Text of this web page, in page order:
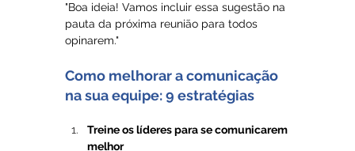
"Boa ideia! Vamos incluir essa sugestão na
pauta da próxima reunião para todos
opinarem."
Como melhorar a comunicação
na sua equipe: 9 estratégias
Treine os líderes para se comunicarem
melhor